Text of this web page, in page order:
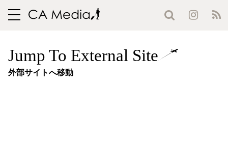
toggle
Jump To External Site
外部サイトへ移動